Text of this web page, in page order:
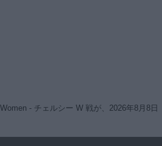
- チェルシー W 戦が、2026年8月8日